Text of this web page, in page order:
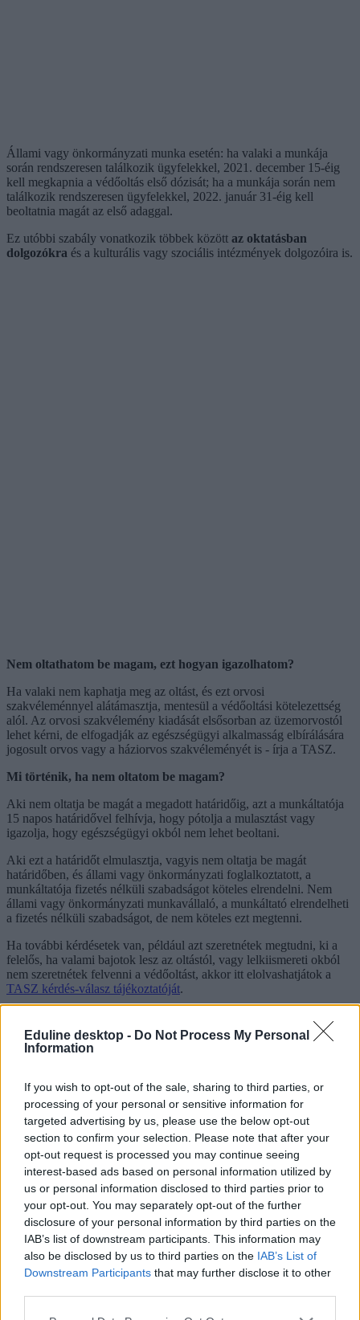
Eduline desktop - Do Not Process My Personal
Information
If you wish to opt-out of the sale, sharing to third parties, or
processing of your personal or sensitive information for
targeted advertising by us, please use the below opt-out
section to confirm your selection. Please note that after your
opt-out request is processed you may continue seeing
interest-based ads based on personal information utilized by
us or personal information disclosed to third parties prior to
your opt-out. You may separately opt-out of the further
disclosure of your personal information by third parties on the
IAB’s list of downstream participants. This information may
also be disclosed by us to third parties on the IAB’s List of
Downstream Participants that may further disclose it to other
Állami vagy önkormányzati munka esetén: ha valaki a munkája
során rendszeresen találkozik ügyfelekkel, 2021. december 15-éig
kell megkapnia a védőoltás első dózisát; ha a munkája során nem
találkozik rendszeresen ügyfelekkel, 2022. január 31-éig kell
beoltatnia magát az első adaggal.
Ez utóbbi szabály vonatkozik többek között az oktatásban
dolgozókra és a kulturális vagy szociális intézmények dolgozóira is.
Nem oltathatom be magam, ezt hogyan igazolhatom?
Ha valaki nem kaphatja meg az oltást, és ezt orvosi
szakvéleménnyel alátámasztja, mentesül a védőoltási kötelezettség
alól. Az orvosi szakvélemény kiadását elsősorban az üzemorvostól
lehet kérni, de elfogadják az egészségügyi alkalmasság elbírálására
jogosult orvos vagy a háziorvos szakvéleményét is - írja a TASZ.
Mi történik, ha nem oltatom be magam?
Aki nem oltatja be magát a megadott határidőig, azt a munkáltatója
15 napos határidővel felhívja, hogy pótolja a mulasztást vagy
igazolja, hogy egészségügyi okból nem lehet beoltani.
Aki ezt a határidőt elmulasztja, vagyis nem oltatja be magát
határidőben, és állami vagy önkormányzati foglalkoztatott, a
munkáltatója fizetés nélküli szabadságot köteles elrendelni. Nem
állami vagy önkormányzati munkavállaló, a munkáltató elrendelheti
a fizetés nélküli szabadságot, de nem köteles ezt megtenni.
Ha további kérdésetek van, például azt szeretnétek megtudni, ki a
felelős, ha valami bajotok lesz az oltástól, vagy lelkiismereti okból
nem szeretnétek felvenni a védőoltást, akkor itt elolvashatjátok a
TASZ kérdés-válasz tájékoztatóját.